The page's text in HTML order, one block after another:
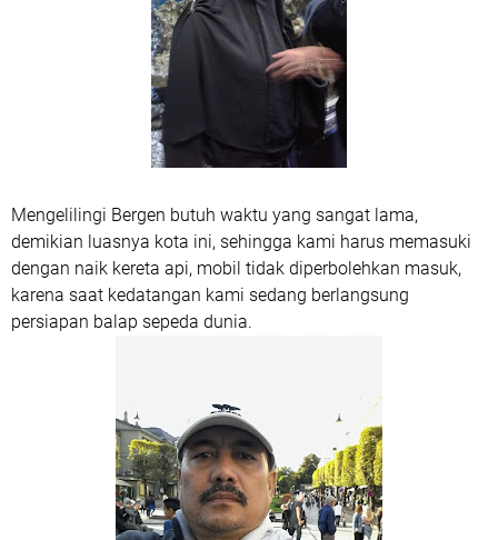
Mengelilingi Bergen butuh waktu yang sangat lama,
demikian luasnya kota ini, sehingga kami harus memasuki
dengan naik kereta api, mobil tidak diperbolehkan masuk,
karena saat kedatangan kami sedang berlangsung
persiapan balap sepeda dunia.